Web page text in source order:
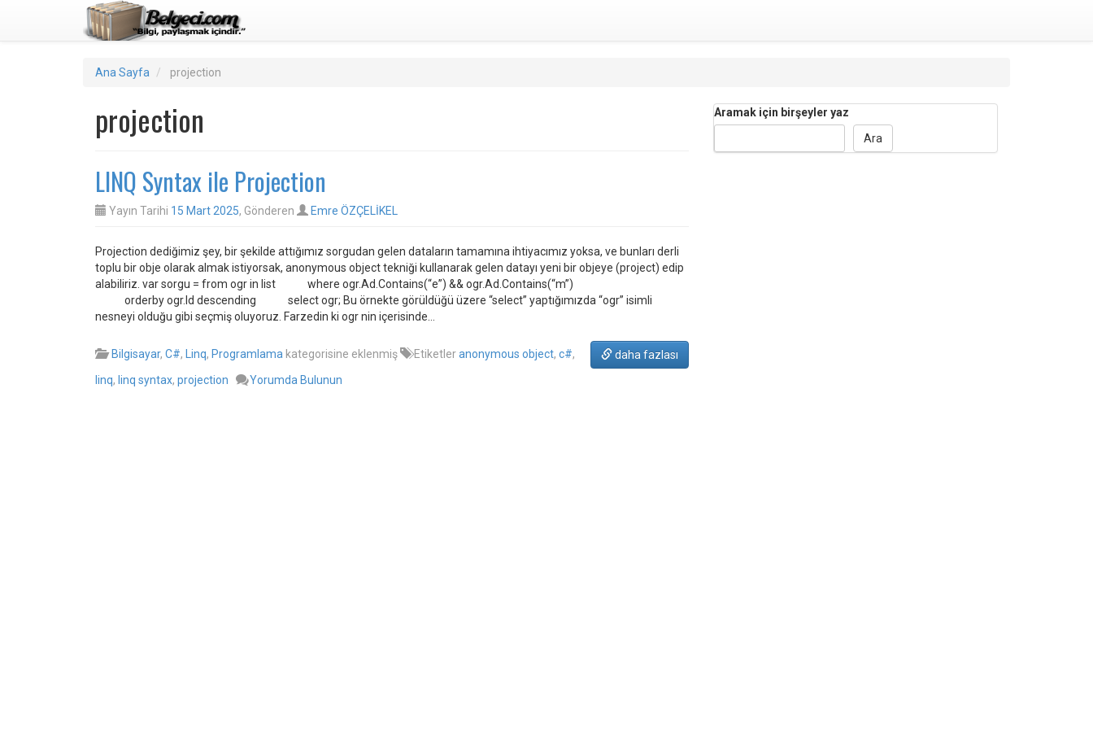
Ana Sayfa projection
projection
LINQ Syntax ile Projection
Yayın Tarihi 15 Mart 2025, Gönderen Emre ÖZÇELİKEL
Projection dediğimiz şey, bir şekilde attığımız sorgudan gelen dataların tamamına ihtiyacımız yoksa, ve bunları derli
toplu bir obje olarak almak istiyorsak, anonymous object tekniği kullanarak gelen datayı yeni bir objeye (project) edip
alabiliriz. var sorgu = from ogr in list where ogr.Ad.Contains(“e”) && ogr.Ad.Contains(“m”)
orderby ogr.Id descending select ogr; Bu örnekte görüldüğü üzere “select” yaptığımızda “ogr” isimli
nesneyi olduğu gibi seçmiş oluyoruz. Farzedin ki ogr nin içerisinde…
daha fazlası
Bilgisayar, C#, Linq, Programlama kategorisine eklenmiş Etiketleranonymous object, c#,
linq, linq syntax, projection Yorumda Bulunun
Aramak için birşeyler yaz
Ara